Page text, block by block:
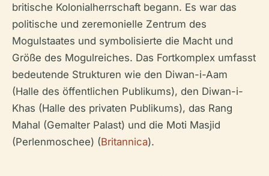
britische Kolonialherrschaft begann. Es war das
politische und zeremonielle Zentrum des
Mogulstaates und symbolisierte die Macht und
Größe des Mogulreiches. Das Fortkomplex umfasst
bedeutende Strukturen wie den Diwan-i-Aam
(Halle des öffentlichen Publikums), den Diwan-i-
Khas (Halle des privaten Publikums), das Rang
Mahal (Gemalter Palast) und die Moti Masjid
(Perlenmoschee) (Britannica).